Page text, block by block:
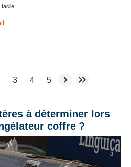
facile
3 4 5
à déterminer lors
coffre ?